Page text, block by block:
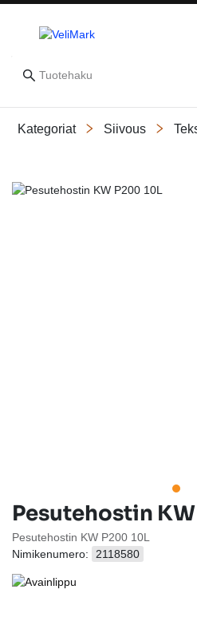
Kategoriat Siivous
Slide 1 of 1
Pesutehostin
Pesutehostin KW P200 10L
Nimikenumero:
2118580